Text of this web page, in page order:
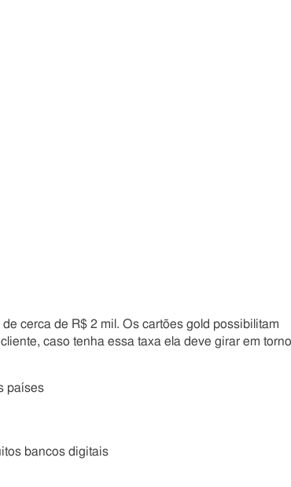
cerca de R$ 2 mil. Os cartões gold possibilitam
caso tenha essa taxa ela deve girar em torno
países
bancos digitais